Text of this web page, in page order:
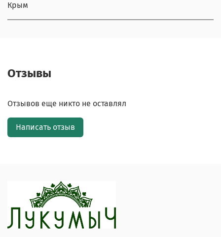
Крым
Отзывы
Отзывов еще никто не оставлял
Написать отзыв